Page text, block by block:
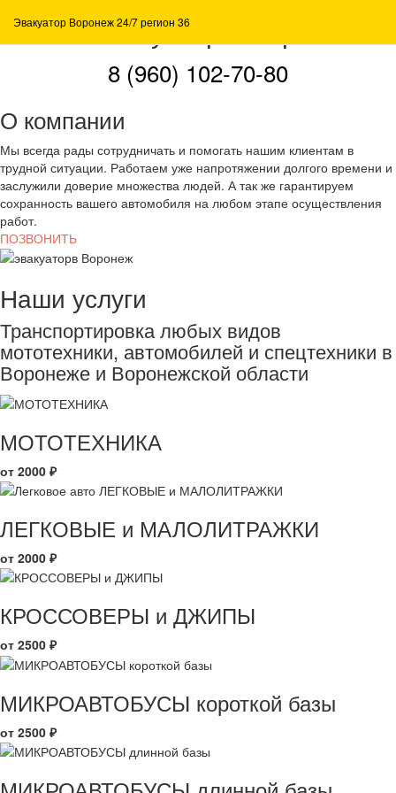
Эвакуатор Воронеж 24/7 регион 36
Нанять эвакуатор в Воронеже
8 (960) 102-70-80
О компании
Мы всегда рады сотрудничать и помогать нашим клиентам в
трудной ситуации. Работаем уже напротяжении долгого времени и
заслужили доверие множества людей. А так же гарантируем
сохранность вашего автомобиля на любом этапе осуществления
работ.
ПОЗВОНИТЬ
Наши услуги
Транспортировка любых видов
мототехники, автомобилей и спецтехники в
Воронеже и Воронежской области
МОТОТЕХНИКА
от 2000 ₽
ЛЕГКОВЫЕ и МАЛОЛИТРАЖКИ
от 2000 ₽
КРОССОВЕРЫ и ДЖИПЫ
от 2500 ₽
МИКРОАВТОБУСЫ короткой базы
от 2500 ₽